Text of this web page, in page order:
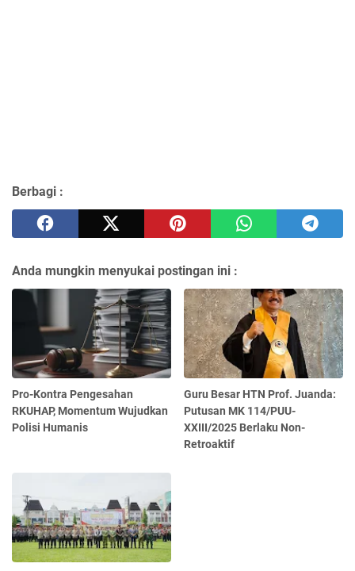
Berbagi :
Anda mungkin menyukai postingan ini :
Pro-Kontra Pengesahan
RKUHAP, Momentum Wujudkan
Polisi Humanis
Guru Besar HTN Prof. Juanda:
Putusan MK 114/PUU-
XXIII/2025 Berlaku Non-
Retroaktif